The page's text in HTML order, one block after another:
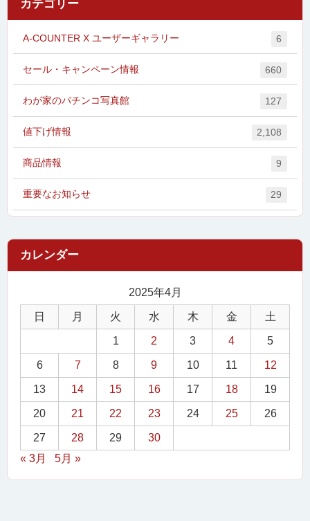
カテゴリー
A-COUNTER X ユーザーギャラリー 6
セール・キャンペーン情報 660
わが家のパチンコ写真館 127
値下げ情報 2,108
商品情報 9
重要なお知らせ 29
2025年4月
日 月 火 水 木 金 土
1 2 3 4 5
6 7 8 9 10 11 12
13 14 15 16 17 18 19
20 21 22 23 24 25 26
27 28 29
30
« 3月
5月 »